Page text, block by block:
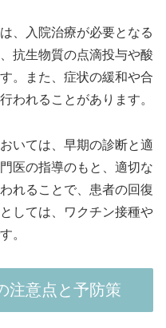
、入院治療が必要となる
抗生物質の点滴投与や酸
。また、症状の緩和や合
われることがあります。
いては、早期の診断と適
医の指導のもと、適切な
れることで、患者の回復
しては、ワクチン接種や
。
注意点と予防策